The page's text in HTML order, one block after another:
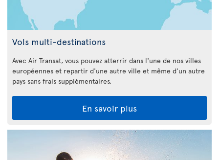
Vols multi-destinations
Avec Air Transat, vous pouvez atterrir dans l'une de nos villes
européennes et repartir d'une autre ville et même d'un autre
pays sans frais supplémentaires.
En savoir plus